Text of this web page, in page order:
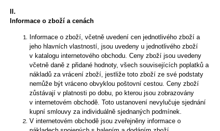
II.
Informace o zboží a cenách
Informace o zboží, včetně uvedení cen jednotlivého zboží a
jeho hlavních vlastností, jsou uvedeny u jednotlivého zboží
v katalogu internetového obchodu. Ceny zboží jsou uvedeny
včetně daně z přidané hodnoty, všech souvisejících poplatků a
nákladů za vrácení zboží, jestliže toto zboží ze své podstaty
nemůže být vráceno obvyklou poštovní cestou. Ceny zboží
zůstávají v platnosti po dobu, po kterou jsou zobrazovány
v internetovém obchodě. Toto ustanovení nevylučuje sjednání
kupní smlouvy za individuálně sjednaných podmínek.
V internetovém obchodě jsou zveřejněny informace o
HLEDAT